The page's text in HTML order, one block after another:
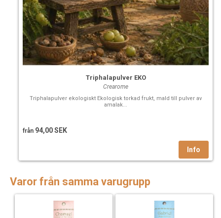
Triphalapulver EKO
Crearome
Triphalapulver ekologiskt Ekologisk torkad frukt, mald till pulver av
amalak...
från 94,00 SEK
Varor från samma varugrupp